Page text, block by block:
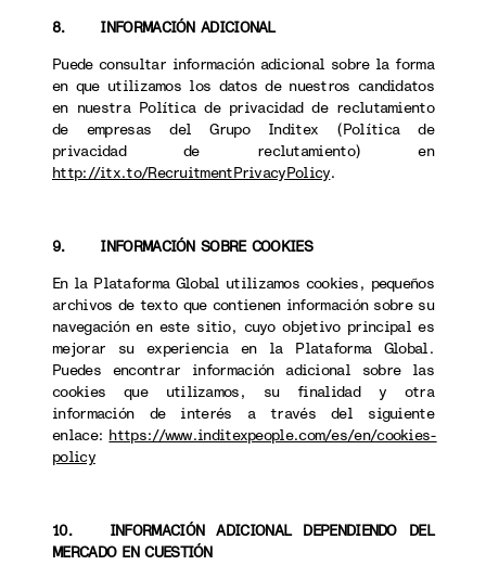
8. INFORMACIÓN ADICIONAL
Puede consultar información adicional sobre la forma
en que utilizamos los datos de nuestros candidatos
en nuestra Política de privacidad de reclutamiento
de empresas del Grupo Inditex (Política de
privacidad de reclutamiento) en
http://itx.to/RecruitmentPrivacyPolicy.
9. INFORMACIÓN SOBRE COOKIES
En la Plataforma Global utilizamos cookies, pequeños
archivos de texto que contienen información sobre su
navegación en este sitio, cuyo objetivo principal es
mejorar su experiencia en la Plataforma Global.
Puedes encontrar información adicional sobre las
cookies que utilizamos, su finalidad y otra
información de interés a través del siguiente
enlace: https://www.inditexpeople.com/es/en/cookies-
policy
10. INFORMACIÓN ADICIONAL DEPENDIENDO DEL
MERCADO EN CUESTIÓN